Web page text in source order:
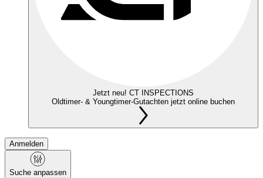
Jetzt neu! CT INSPECTIONS
Oldtimer- & Youngtimer-Gutachten jetzt online buchen
Anmelden
Suche anpassen